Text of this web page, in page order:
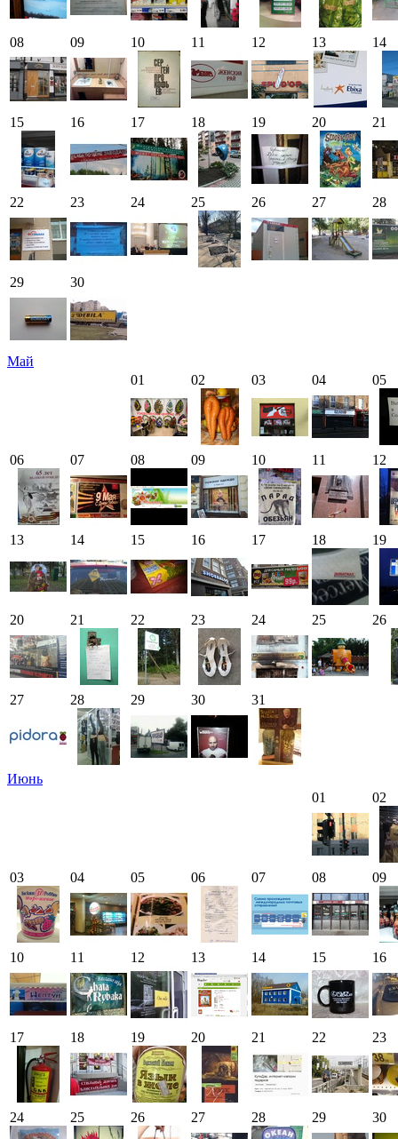
08 09 10 11 12 13 14
15 16 17 18 19 20 21
22 23 24 25 26 27 28
29 30
Май
01
02 03 04 05
06 07 08 09 10 11 12
13 14 15 16 17 18 19
20 21 22 23 24 25 26
27 28 29 30 31
Июнь
01
02
03 04 05 06 07 08 09
10 11 12 13 14 15 16
17 18 19 20 21 22 23
24 25 26 27 28 29 30